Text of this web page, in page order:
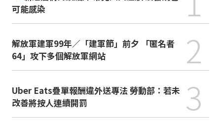
可能感染
解放軍建軍99年／「建軍節」前夕 「匿名者
64」攻下多個解放軍網站
2
Uber Eats疊單報酬違外送專法 勞動部：若未
改善將按人連續開罰
3